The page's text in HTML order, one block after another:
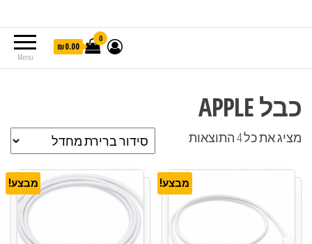
Menu
0
₪0.00
כבל APPLE
מציג את כל 4 התוצאות
מבצע! מבצע!